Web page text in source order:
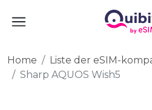
Home
Liste der eSIM-
Sharp AQUOS Wish5